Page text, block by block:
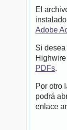
El
Adobe
Si
PDFs.
Por otro
podrá
enlace